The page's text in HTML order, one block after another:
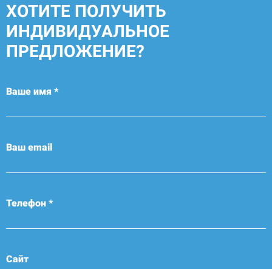
ХОТИТЕ ПОЛУЧИТЬ
ИНДИВИДУАЛЬНОЕ
ПРЕДЛОЖЕНИЕ?
Ваше имя *
Ваш email
Телефон *
Сайт